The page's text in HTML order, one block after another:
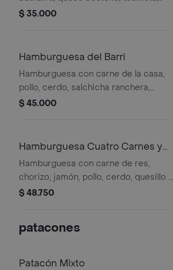
quesillo.
$ 35.000
Hamburguesa del Barri
Hamburguesa con carne de la casa,
pollo, cerdo, salchicha ranchera,
huevo, papa ripio, queso, quesillo y
$ 45.000
Hamburguesa Cuatro Carnes y
Papas
Hamburguesa con carne de res,
chorizo, jamón, pollo, cerdo, quesillo y
salsa. Acompañada de papas fritas.
$ 48.750
patacones
Patacón Mixto